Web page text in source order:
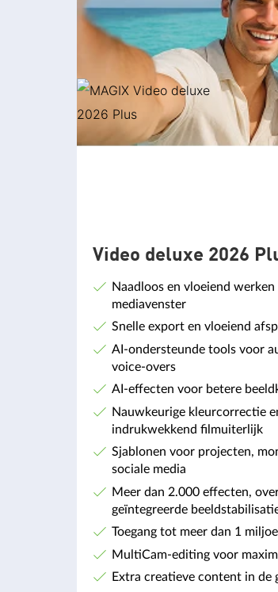
Video deluxe 2026
Naadloos en vloeiend
mediavenster
Snelle export en vloeiend
AI-ondersteunde tools voor
voice-overs
AI-effecten voor betere
Nauwkeurige kleurcorrectie
indrukwekkend filmuiterlijk
Sjablonen voor projecten,
sociale media
Meer dan 2.000 effecten,
geïntegreerde
Toegang tot meer dan 1
MultiCam-editing voor
Extra creatieve content in de